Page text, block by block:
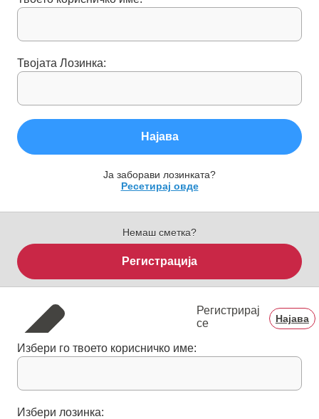
Твојата Лозинка:
Најава
Ја заборави лозинката?
Ресетирај овде
Немаш сметка?
Регистрација
Регистрирај
се
Најава
Избери го твоето корисничко име:
Избери лозинка: